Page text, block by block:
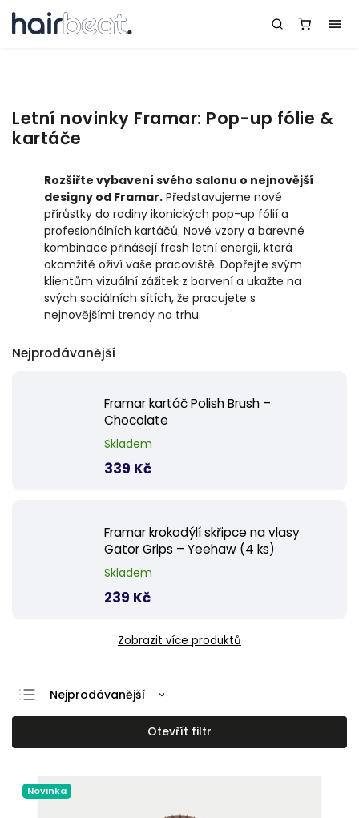
Letní novinky Framar: Pop-up fólie &
kartáče
Rozšiřte vybavení svého salonu o nejnovější
designy od Framar. Představujeme nové
přírůstky do rodiny ikonických pop-up fólií a
profesionálních kartáčů. Nové vzory a barevné
kombinace přinášejí fresh letní energii, která
okamžitě oživí vaše pracoviště. Dopřejte svým
klientům vizuální zážitek z barvení a ukažte na
svých sociálních sítích, že pracujete s
nejnovějšími trendy na trhu.
Nejprodávanější
Framar kartáč Polish Brush –
Chocolate
Skladem
339 Kč
Framar krokodýlí skřipce na vlasy
Gator Grips – Yeehaw (4 ks)
Skladem
239 Kč
Zobrazit více produktů
Nejprodávanější
Nejlevnější
Nejdražší
Otevřít filtr
Novinka